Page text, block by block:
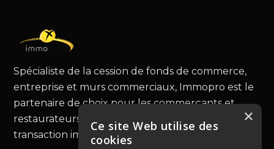
Spécialiste de la cession de fonds de commerce,
entreprise et murs commerciaux, Immopro est le
partenaire de choix pour les commerçants et
restaurateurs, vous guidant au-delà de la simple
transaction immobilière.
×
Ce site Web utilise des
cookies